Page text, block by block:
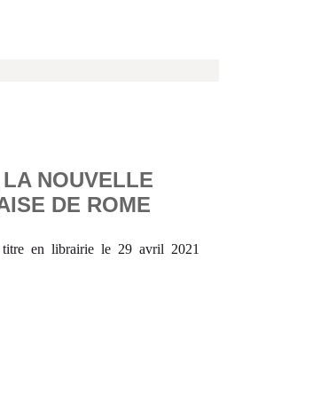
NOUVELLE
DE ROME
en librairie le 29 avril 2021